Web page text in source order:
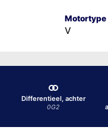
Motortype
V
Differentieel, achter
0G2